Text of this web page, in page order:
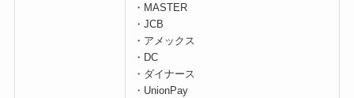
・MASTER
・JCB
・アメックス
・DC
・ダイナース
・UnionPay